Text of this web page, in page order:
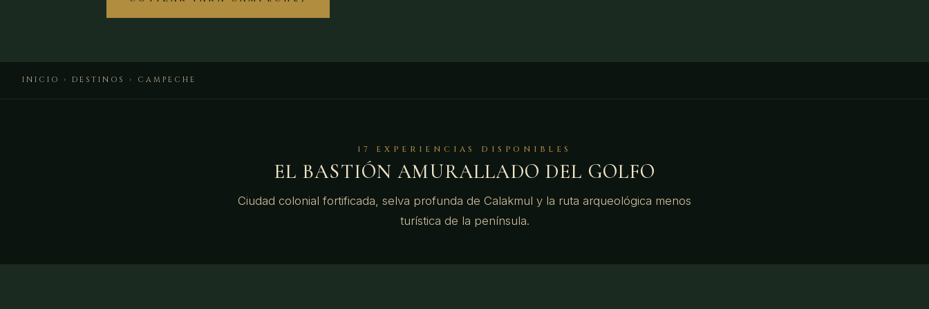
INICIO › DESTINOS › CAMPECHE
17 EXPERIENCIAS DISPONIBLES
EL BASTIÓN AMURALLADO DEL GOLFO
Ciudad colonial fortificada, selva profunda de Calakmul y la ruta arqueológica menos
turística de la península.